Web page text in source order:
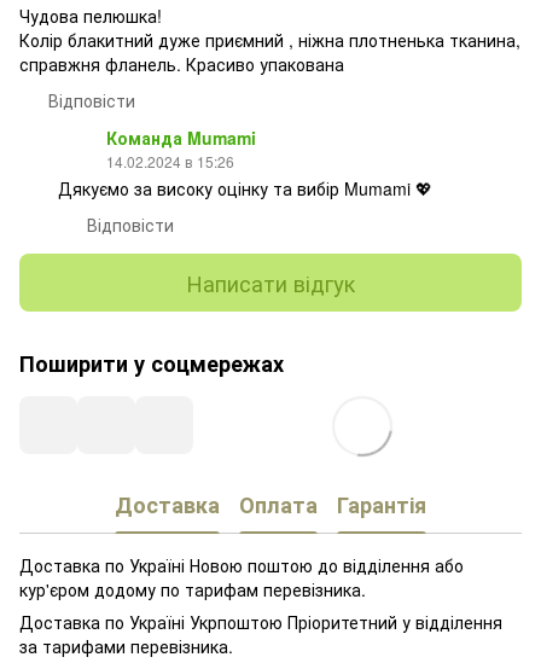
Чудова пелюшка!
Колір блакитний дуже приємний , ніжна плотненька тканина,
справжня фланель. Красиво упакована
Відповісти
Команда Mumami
14.02.2024 в 15:26
Дякуємо за високу оцінку та вибір Mumami 💖
Відповісти
Написати відгук
Поширити у соцмережах
Доставка Оплата Гарантія
Доставка по Україні Новою поштою до відділення або
кур'єром додому по тарифам перевізника.
Доставка по Україні Укрпоштою Пріоритетний у відділення
за тарифами перевізника.